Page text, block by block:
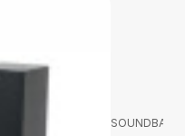
SOUNDBARY